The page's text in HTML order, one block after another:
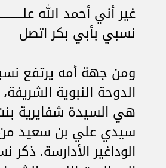
غير أني أحمد الله
نسبي بأبي بكر اتصل
ومن جهة أمه يرتفع
الدوحة النبوية
هي السيدة شفايرية
سيدي علي بن سعيد من
الوداغير الأدارسة. ذكر